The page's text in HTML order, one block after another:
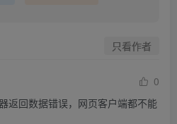
只看作者
0
返回数据错误，网页客户端都不能